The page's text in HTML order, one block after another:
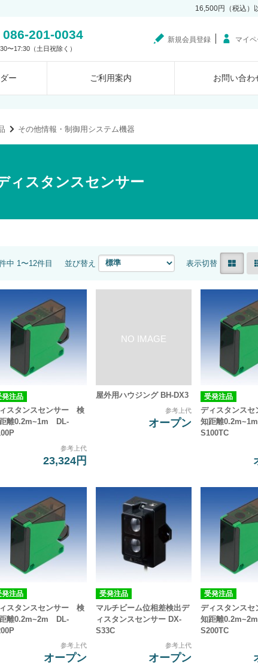
16,500円（税込）
086-201-0034
〜17:30（土日祝除く）
新規会員登録 マイ
ー ご利用案内 お問い合わ
その他情報・制御用システム機器
ィスタンスセンサー
中 1〜12件目 並び替え 表示切替
発注品
スタンスセンサー 検
離0.2m~1m DL-
参考上代
23,324円
屋外用ハウジング BH-DX3
参考上代
オープン
受発注品
ディスタンス
知距離
S100TC
発注品
スタンスセンサー 検
離0.2m~2m DL-
参考上代
オープン
受発注品
マルチビーム位相差検出デ
ィスタンスセンサー DX-
S33C
参考上代
オープン
受発注品
ディスタンス
知距離
S200TC